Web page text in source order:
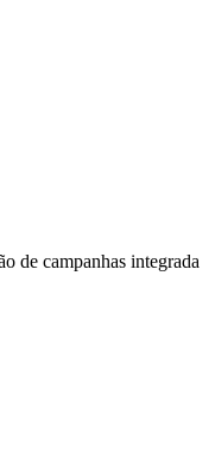
de campanhas integrada